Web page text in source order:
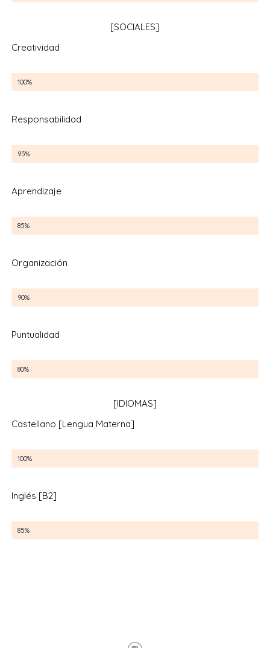
[SOCIALES]
Creatividad
Creatividad
100%
Responsabilidad
Responsabilidad
95%
Aprendizaje
Aprendizaje
85%
Organización
Organización
90%
Puntualidad
Puntualidad
80%
[IDIOMAS]
Castellano [Lengua Materna]
Castellano [Lengua Materna]
100%
Inglés [B2]
Inglés [B2]
85%